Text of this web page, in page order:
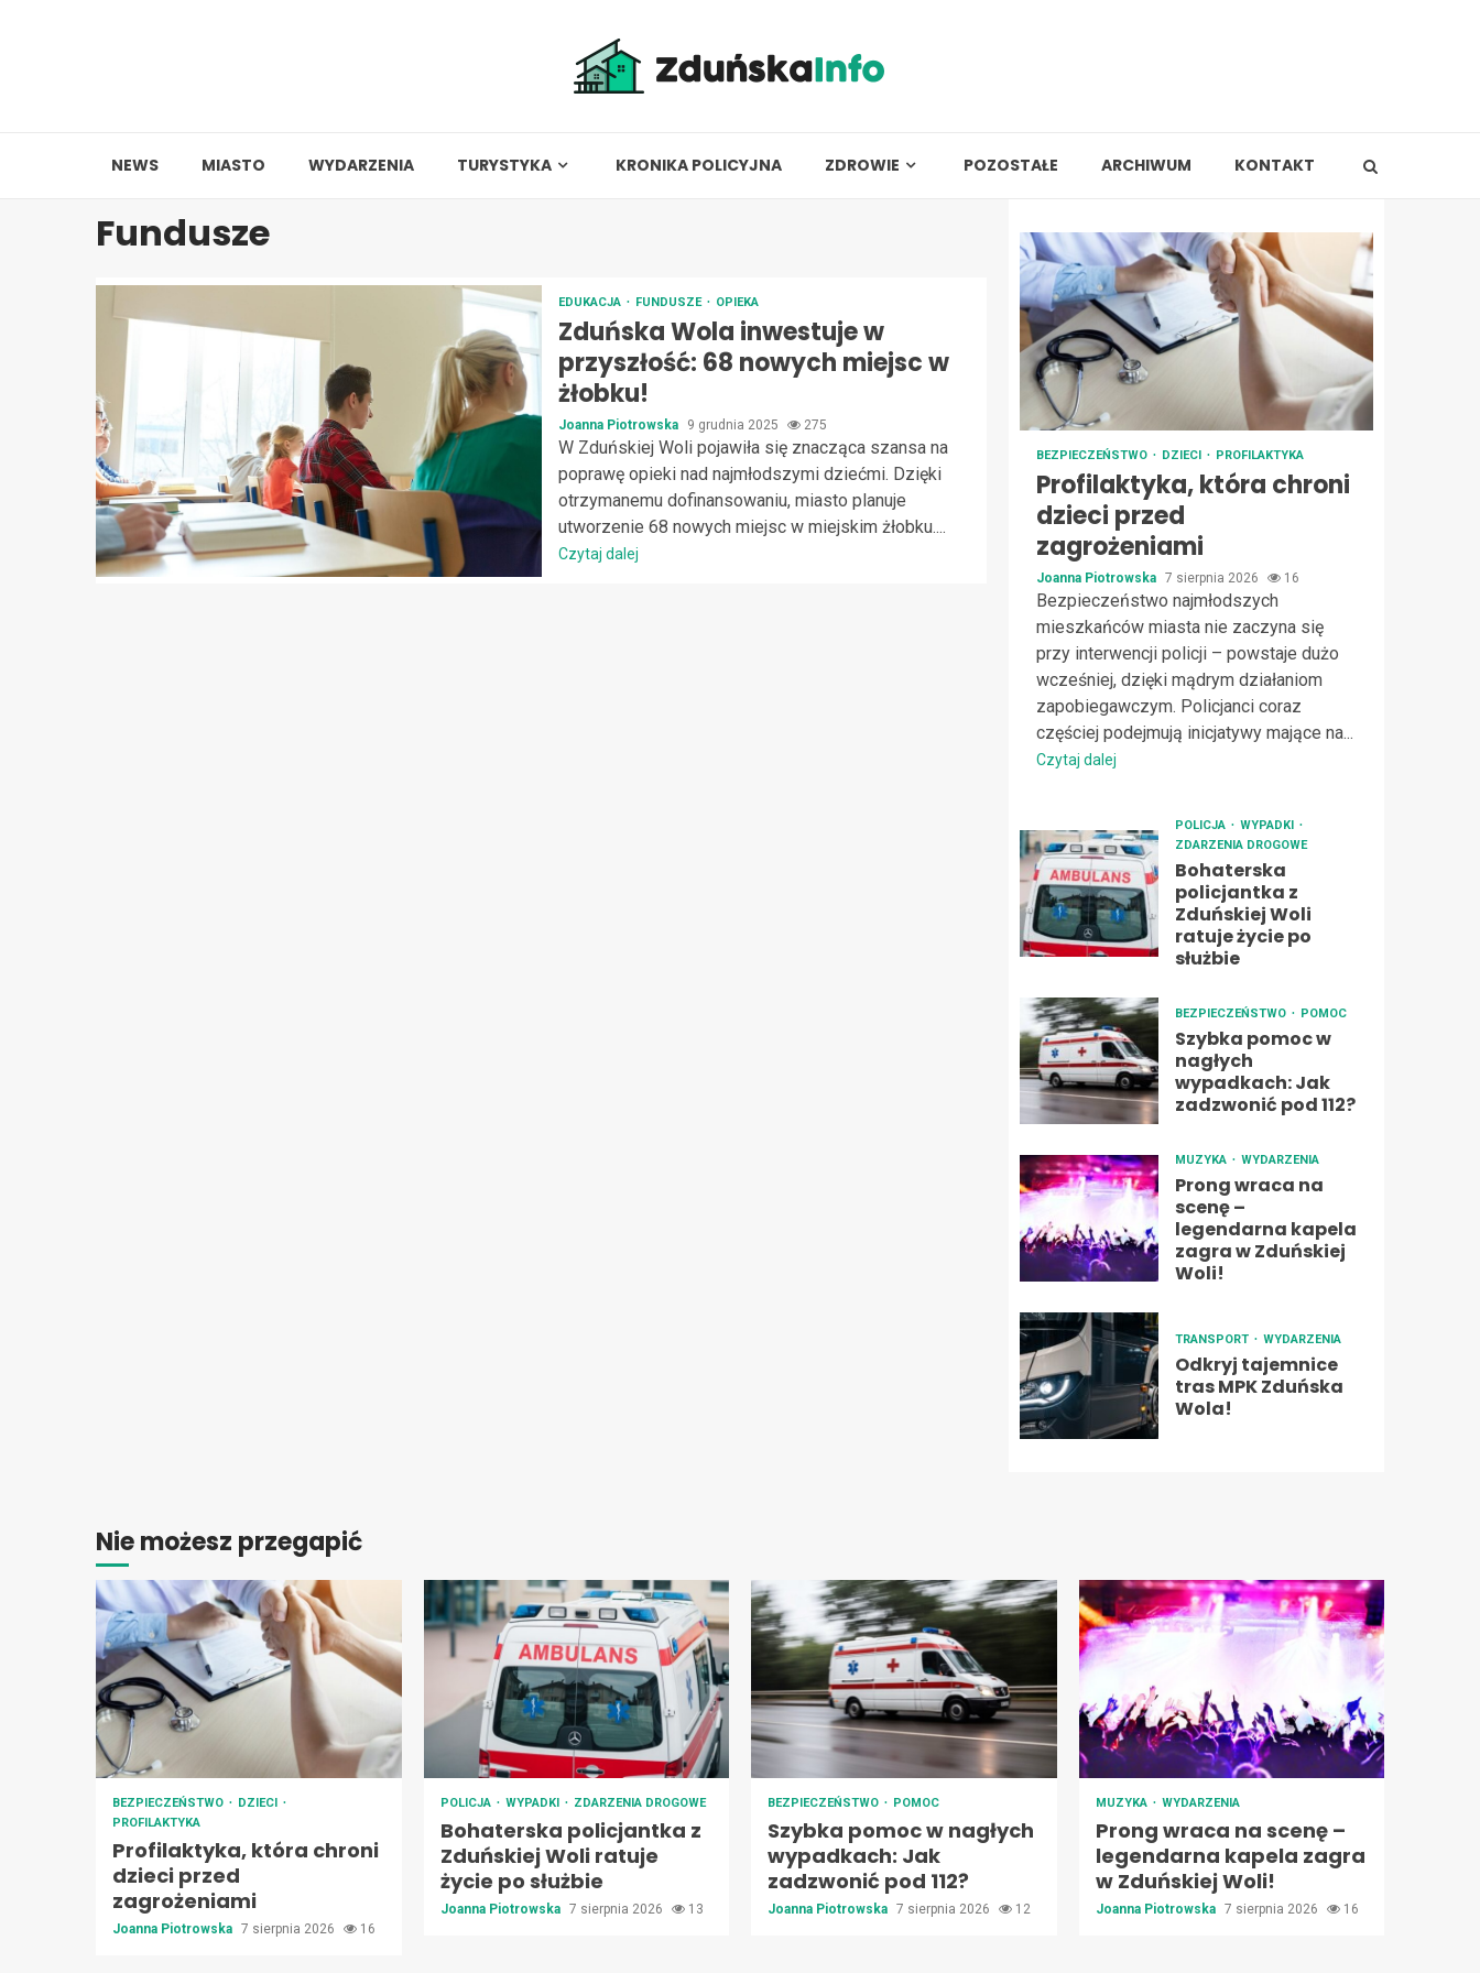
NEWS MIASTO WYDARZENIA TURYSTYKA KRONIKA POLICYJNA ZDROWIE POZOSTAŁE ARCHIWUM KONTAKT
Fundusze
EDUKACJA FUNDUSZE OPIEKA
Zduńska Wola inwestuje w
przyszłość: 68 nowych miejsc w
żłobku!
Joanna Piotrowska 9 grudnia 2025 275
W Zduńskiej Woli pojawiła się znacząca szansa na
poprawę opieki nad najmłodszymi dziećmi. Dzięki
otrzymanemu dofinansowaniu, miasto planuje
utworzenie 68 nowych miejsc w miejskim żłobku....
Czytaj dalej
BEZPIECZEŃSTWO DZIECI PROFILAKTYKA
Profilaktyka, która chroni
dzieci przed
zagrożeniami
Joanna Piotrowska 7 sierpnia 2026 16
Bezpieczeństwo najmłodszych
mieszkańców miasta nie zaczyna się
przy interwencji policji – powstaje dużo
wcześniej, dzięki mądrym działaniom
zapobiegawczym. Policjanci coraz
częściej podejmują inicjatywy mające na...
Czytaj dalej
POLICJA
WYPADKI
ZDARZENIA DROGOWE
Bohaterska
policjantka z
Zduńskiej Woli
ratuje życie po
służbie
BEZPIECZEŃSTWO POMOC
Szybka pomoc w
nagłych
wypadkach: Jak
zadzwonić pod 112?
MUZYKA WYDARZENIA
Prong wraca na
scenę –
legendarna kapela
zagra w Zduńskiej
Woli!
TRANSPORT WYDARZENIA
Odkryj tajemnice
tras MPK Zduńska
Wola!
Nie możesz przegapić
BEZPIECZEŃSTWO
DZIECI
PROFILAKTYKA
Profilaktyka, która chroni
dzieci przed
zagrożeniami
Joanna Piotrowska 7 sierpnia 2026 16
POLICJA WYPADKI ZDARZENIA DROGOWE
Bohaterska policjantka z
Zduńskiej Woli ratuje
życie po służbie
Joanna Piotrowska 7 sierpnia 2026 13
BEZPIECZEŃSTWO POMOC
Szybka pomoc w nagłych
wypadkach: Jak
zadzwonić pod 112?
Joanna Piotrowska 7 sierpnia 2026 12
MUZYKA WYDARZENIA
Prong wraca na scenę –
legendarna kapela zagra
w Zduńskiej Woli!
Joanna Piotrowska 7 sierpnia 2026 16